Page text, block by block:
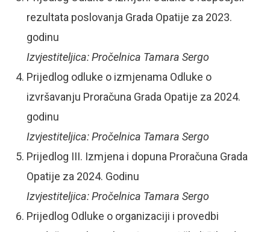
rezultata poslovanja Grada Opatije za 2023.
godinu
Izvjestiteljica: Pročelnica Tamara Sergo
Prijedlog odluke o izmjenama Odluke o
izvršavanju Proračuna Grada Opatije za 2024.
godinu
Izvjestiteljica: Pročelnica Tamara Sergo
Prijedlog III. Izmjena i dopuna Proračuna Grada
Opatije za 2024. Godinu
Izvjestiteljica: Pročelnica Tamara Sergo
Prijedlog Odluke o organizaciji i provedbi